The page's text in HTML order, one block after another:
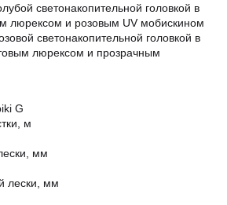
светонакопительной головкой в
люрексом и розовым UV мобискином
светонакопительной головкой в
люрексом и прозрачным
G
м
мм
лески, мм